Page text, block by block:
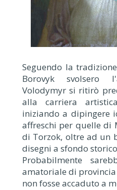
Seguendo la
Borovyk svolsero
Volodymyr si ritirò
alla carriera
iniziando a dipingere
affreschi per quelle di
di Torzok, oltre ad un
disegni a sfondo
Probabilmente
amatoriale di
non fosse accaduto a